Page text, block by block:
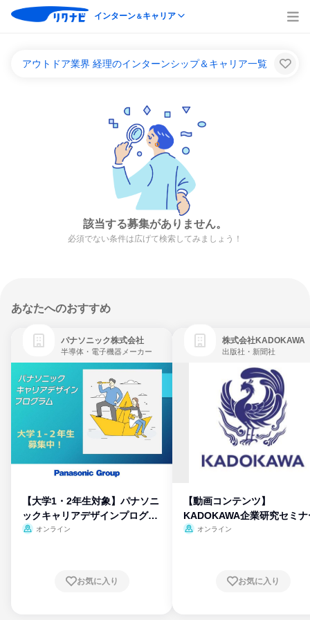
インターン＆キャリア
アウトドア業界 経理のインターンシップ＆キャリア一覧
該当する募集がありません。
必須でない条件は広げて検索してみましょう！
あなたへのおすすめ
パナソニック株式会社
半導体・電子機器メーカー
【大学1・2年生対象】パナソニ
ックキャリアデザインプログラ
ム
オンライン
お気に入り
株式会社KADOKAWA
出版社・新聞社
【動画コンテンツ】
KADOKAWA企業研究セミナ
オンライン
お気に入り